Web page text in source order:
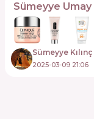
Sümeyye Umay
Sümeyye Kılınç
2025-03-09 21:06